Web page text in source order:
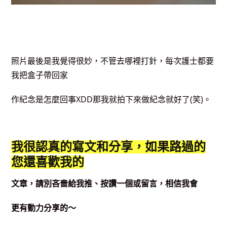
照片最後是我覺得很妙，不管去哪裡打針，每次護士都要
我把盒子帶回家
作紀念是怎麼回事XDD那我就拍下來做紀念就好了(笑)。
我很認真的寫文和分享，如果路過的
您還喜歡我的
文章，請別吝嗇給我推、按讚一個或留言，相信我會
更有動力分享的～